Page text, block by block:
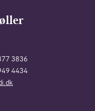
3836
4434